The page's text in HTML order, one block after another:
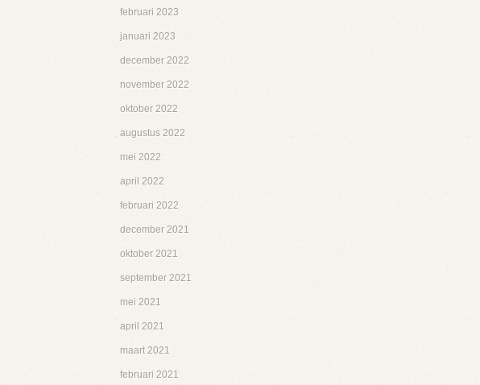
februari 2023
januari 2023
december 2022
november 2022
oktober 2022
augustus 2022
mei 2022
april 2022
februari 2022
december 2021
oktober 2021
september 2021
mei 2021
april 2021
maart 2021
februari 2021